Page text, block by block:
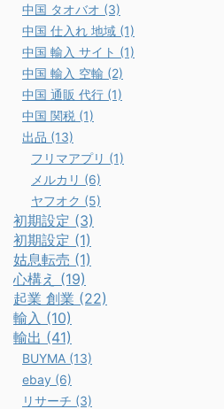
中国 タオバオ (3)
中国 仕入れ 地域 (1)
中国 輸入 サイト (1)
中国 輸入 空輸 (2)
中国 通販 代行 (1)
中国 関税 (1)
出品 (13)
フリマアプリ (1)
メルカリ (6)
ヤフオク (5)
初期設定 (3)
初期設定 (1)
姑息転売 (1)
心構え (19)
起業 創業 (22)
輸入 (10)
輸出 (41)
BUYMA (13)
ebay (6)
リサーチ (3)